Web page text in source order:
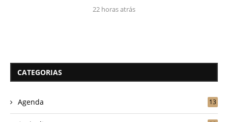
22 horas atrás
CATEGORIAS
Agenda 13